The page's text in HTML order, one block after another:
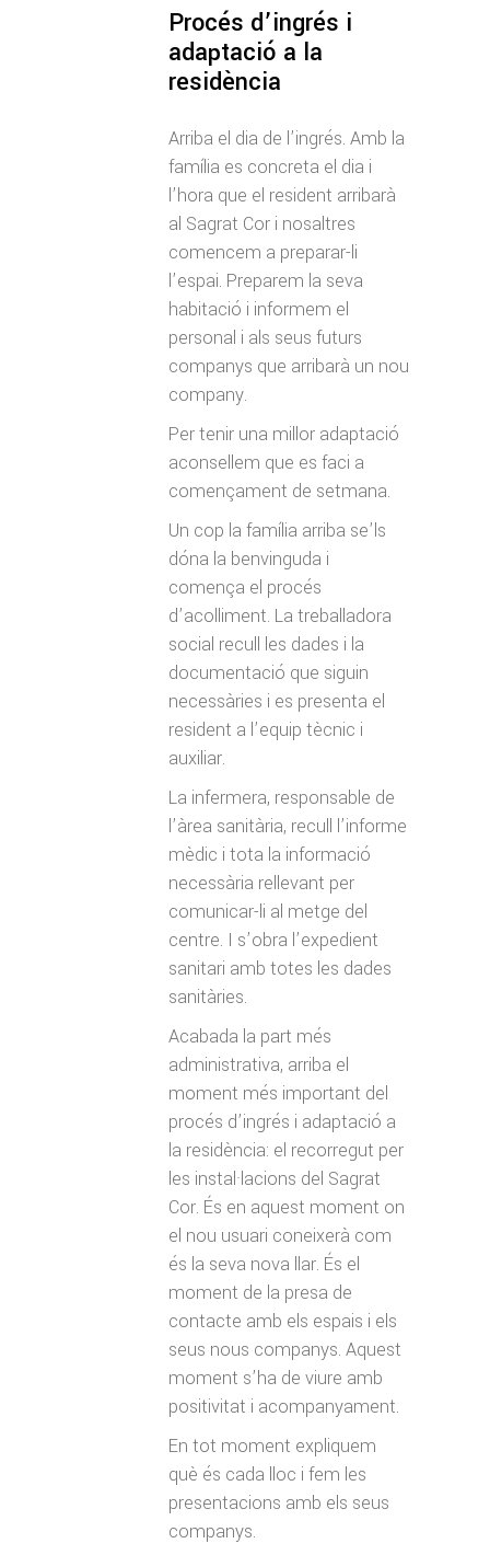
Procés d’ingrés i
adaptació a la
residència
Arriba el dia de l’ingrés. Amb la
família es concreta el dia i
l’hora que el resident arribarà
al Sagrat Cor i nosaltres
comencem a preparar-li
l’espai. Preparem la seva
habitació i informem el
personal i als seus futurs
companys que arribarà un nou
company.
Per tenir una millor adaptació
aconsellem que es faci a
començament de setmana.
Un cop la família arriba se’ls
dóna la benvinguda i
comença el procés
d’acolliment. La treballadora
social recull les dades i la
documentació que siguin
necessàries i es presenta el
resident a l’equip tècnic i
auxiliar.
La infermera, responsable de
l’àrea sanitària, recull l’informe
mèdic i tota la informació
necessària rellevant per
comunicar-li al metge del
centre. I s’obra l’expedient
sanitari amb totes les dades
sanitàries.
Acabada la part més
administrativa, arriba el
moment més important del
procés d’ingrés i adaptació a
la residència: el recorregut per
les instal·lacions del Sagrat
Cor. És en aquest moment on
el nou usuari coneixerà com
és la seva nova llar. És el
moment de la presa de
contacte amb els espais i els
seus nous companys. Aquest
moment s’ha de viure amb
positivitat i acompanyament.
En tot moment expliquem
què és cada lloc i fem les
presentacions amb els seus
companys.